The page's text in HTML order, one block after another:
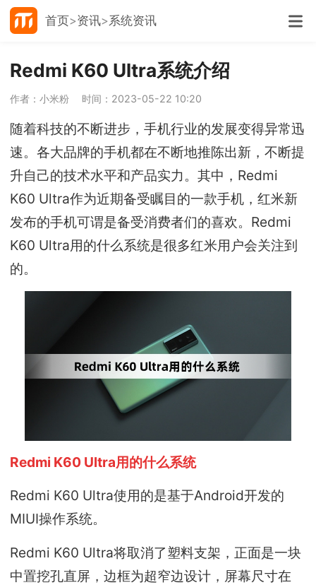
首页 资讯 系统资讯
Redmi K60 Ultra系统介绍
作者：小米粉 时间：2023-05-22 10:20
随着科技的不断进步，手机行业的发展变得异常迅
速。各大品牌的手机都在不断地推陈出新，不断提
升自己的技术水平和产品实力。其中，Redmi
K60 Ultra作为近期备受瞩目的一款手机，红米新
发布的手机可谓是备受消费者们的喜欢。Redmi
K60 Ultra用的什么系统是很多红米用户会关注到
的。
Redmi K60 Ultra用的什么系统
Redmi K60 Ultra使用的是基于Android开发的
MIUI操作系统。
Redmi K60 Ultra将取消了塑料支架，正面是一块
中置挖孔直屏，边框为超窄边设计，屏幕尺寸在